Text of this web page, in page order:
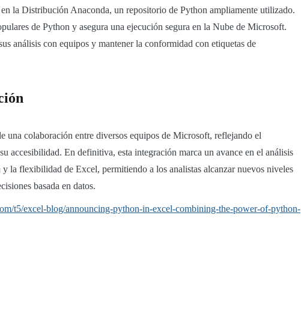
la Distribución Anaconda, un repositorio de Python ampliamente utilizado.
de Python y asegura una ejecución segura en la Nube de Microsoft.
análisis con equipos y mantener la conformidad con etiquetas de
una colaboración entre diversos equipos de Microsoft, reflejando el
accesibilidad. En definitiva, esta integración marca un avance en el análisis
la flexibilidad de Excel, permitiendo a los analistas alcanzar nuevos niveles
basada en datos.
t5/excel-blog/announcing-python-in-excel-combining-the-power-of-python-